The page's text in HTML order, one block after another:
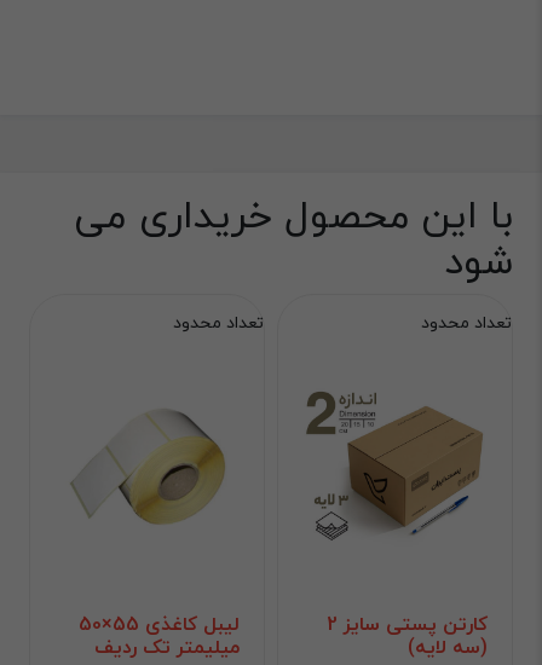
با این محصول خریداری می
شود
تعداد محدود
کارتن پستی سایز 2
(سه لایه)
تعداد محدود
لیبل کاغذی 55×50
میلیمتر تک ردیف